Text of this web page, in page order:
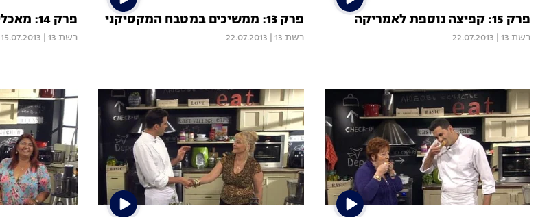
פרק 15: קפיצה נוספת לאמריקה
רשת 13 22.07.2013
פרק 13: ממשיכים במטבח המקסיקני
רשת 13 22.07.2013
פרק 14: מאכלים מקנדה
רשת 13 15.07.2013